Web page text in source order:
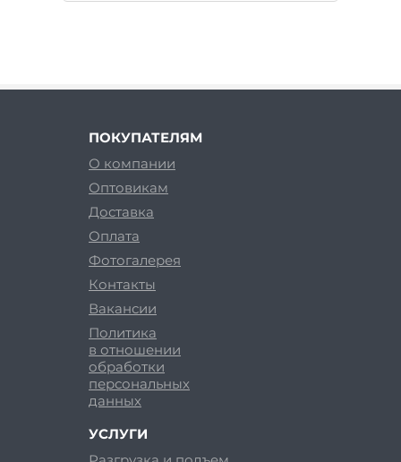
ПОКУПАТЕЛЯМ
О компании
Оптовикам
Доставка
Оплата
Фотогалерея
Контакты
Вакансии
Политика
в отношении
обработки
персональных
данных
УСЛУГИ